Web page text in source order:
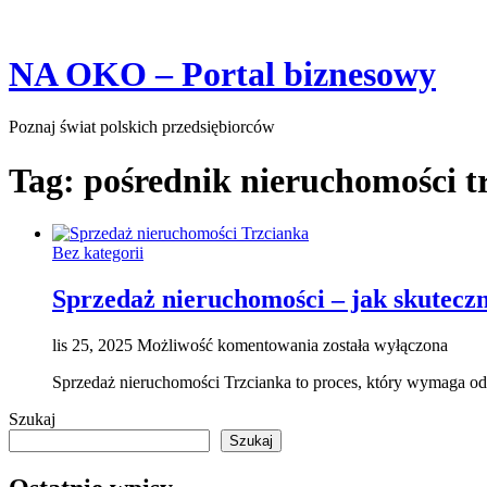
Skip
to
NA OKO – Portal biznesowy
Poznaj świat polskich przedsiębiorców
Tag: pośrednik nieruchomości
Bez kategorii
Sprzedaż nieruchomości – jak
lis 25, 2025 Możliwość komentowania Sprzedaż
–
została wyłączona
Sprzedaż nieruchomości Trzcianka to proces, który wymaga
Szukaj
Szukaj